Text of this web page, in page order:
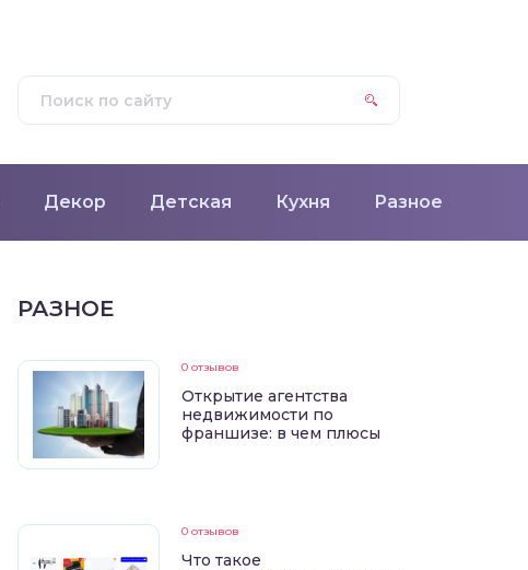
Декор Детская Кухня Разное
РАЗНОЕ
0 отзывов
Открытие агентства
недвижимости по
франшизе: в чем плюсы
0 отзывов
Что такое